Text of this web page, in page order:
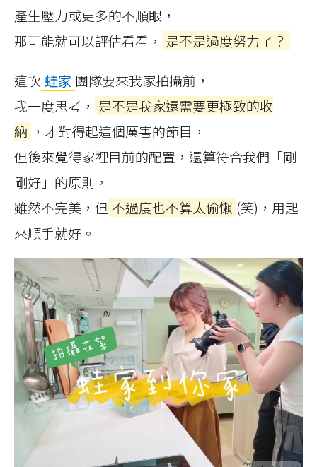
產生壓力或更多的不順眼，
那可能就可以評估看看， 是不是過度努力了？
這次 蛙家 團隊要來我家拍攝前，
我一度思考， 是不是我家還需要更極致的收
納 ，才對得起這個厲害的節目，
但後來覺得家裡目前的配置，還算符合我們「剛
剛好」的原則，
雖然不完美，但 不過度也不算太偷懶 (笑)，用起
來順手就好。